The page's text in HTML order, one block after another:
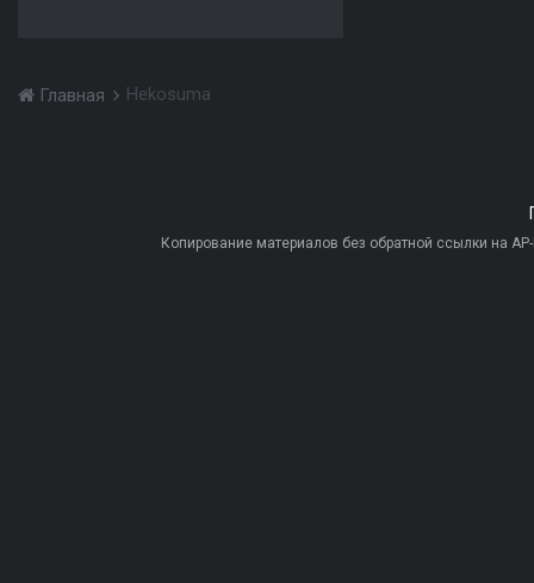
Главная Hekosuma
Копирование материалов без обратной ссылки на